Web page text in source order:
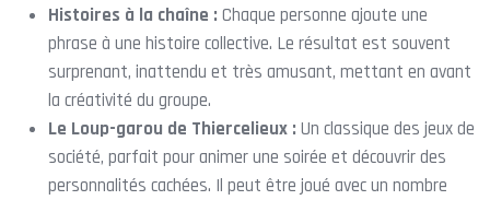
Histoires à la chaîne : Chaque personne ajoute une
phrase à une histoire collective. Le résultat est souvent
surprenant, inattendu et très amusant, mettant en avant
la créativité du groupe.
Le Loup-garou de Thiercelieux : Un classique des jeux de
société, parfait pour animer une soirée et découvrir des
personnalités cachées. Il peut être joué avec un nombre